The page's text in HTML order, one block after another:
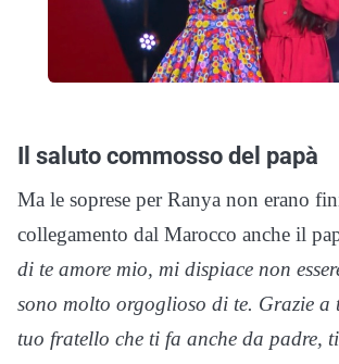
Il saluto commosso del papà
Ma le soprese per Ranya non erano
collegamento dal Marocco anche il
di te amore mio, mi dispiace non
sono molto orgoglioso di te. Grazie a
tuo fratello che ti fa anche da padre,